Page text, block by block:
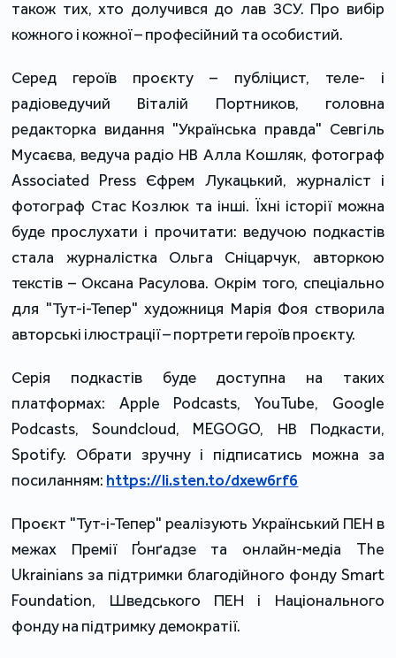
також тих, хто долучився до лав ЗСУ. Про вибір
кожного і кожної – професійний та особистий.
Серед героїв проєкту – публіцист, теле- і
радіоведучий Віталій Портников, головна
редакторка видання "Українська правда" Севгіль
Мусаєва, ведуча радіо НВ Алла Кошляк, фотограф
Associated Press Єфрем Лукацький, журналіст і
фотограф Стас Козлюк та інші. Їхні історії можна
буде прослухати і прочитати: ведучою подкастів
стала журналістка Ольга Сніцарчук, авторкою
текстів – Оксана Расулова. Окрім того, спеціально
для "Тут-і-Тепер" художниця Марія Фоя створила
авторські ілюстрації – портрети героїв проєкту.
Серія подкастів буде доступна на таких
платформах: Apple Podcasts, YouTube, Google
Podcasts, Soundcloud, MEGOGO, НВ Подкасти,
Spotify. Обрати зручну і підписатись можна за
посиланням: ​ https://li.sten.to/dxew6rf6
Проєкт "Тут-і-Тепер" реалізують Український ПЕН в
межах Премії Ґонґадзе та онлайн-медіа The
Ukrainians за підтримки благодійного фонду Smart
Foundation, Шведського ПЕН і Національного
фонду на підтримку демократії.